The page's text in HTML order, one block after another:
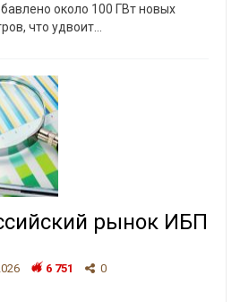
около 100 ГВт новых
что удвоит
рынок ИБП
6 751 0